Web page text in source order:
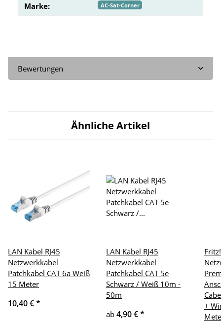
Marke: AC-Sat-Corner
Bewertungen
Ähnliche Artikel
LAN Kabel RJ45
Netzwerkkabel
Patchkabel CAT 6a Weiß
15 Meter
10,40 €*
LAN Kabel RJ45
Netzwerkkabel
Patchkabel CAT 5e
Schwarz / Weiß 10m -
50m
ab 4,90 €*
+